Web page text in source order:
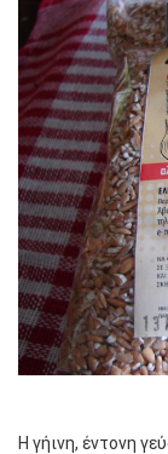
Η γήινη, έντονη